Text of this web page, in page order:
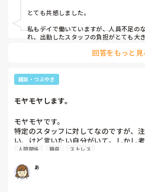
Bスタッフは急にフラフラして…と同じ
と。
モヤモヤです。
私の言い方も良くないですが、上司に
メンタルがきついです。」と伝えてしま
今、思えば言わなければよかったなと。
すると、上司は、「勤務に入りますので
私、「行きますので」、
上司、「やる事ないですよと。」
上司はメンタル不調なら休んでよいと
もう少し労う一言あっても良くないか？
しかしその言い方にもモヤモヤしました
とても共感しました。
私もデイで働いていますが、人員不足の
れ、出勤したスタッフの負担がとても大
体調不良は誰にでもあるので責める気持
私自身も、人一倍負担が大きかった日で
つらいなと感じたことがあります。
だからこそ、投稿者さんのお気持ちがす
回答をもっと見
雑談・つぶやき
モヤモヤします。
モヤモヤです。
特定のスタッフに対してなのですが、
い、けど言いたい自分がいて。しかし
しまい、涙が出てしまいました。
これじゃいけないのは承知してます。
人間関係 職員 ストレス
あ